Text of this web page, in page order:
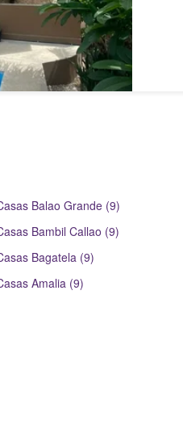
Balao Grande (9)
Bambil Callao (9)
Bagatela (9)
Amalia (9)